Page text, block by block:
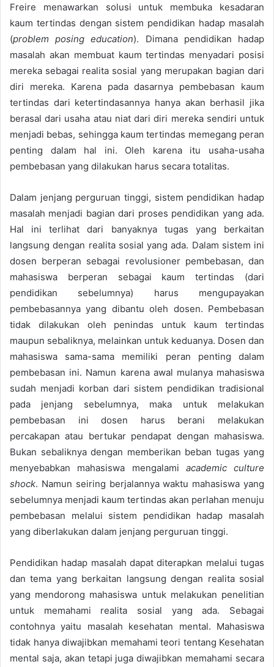
Freire menawarkan solusi untuk membuka kesadaran
kaum tertindas dengan sistem pendidikan hadap masalah
(problem posing education). Dimana pendidikan hadap
masalah akan membuat kaum tertindas menyadari posisi
mereka sebagai realita sosial yang merupakan bagian dari
diri mereka. Karena pada dasarnya pembebasan kaum
tertindas dari ketertindasannya hanya akan berhasil jika
berasal dari usaha atau niat dari diri mereka sendiri untuk
menjadi bebas, sehingga kaum tertindas memegang peran
penting dalam hal ini. Oleh karena itu usaha-usaha
pembebasan yang dilakukan harus secara totalitas.
Dalam jenjang perguruan tinggi, sistem pendidikan hadap
masalah menjadi bagian dari proses pendidikan yang ada.
Hal ini terlihat dari banyaknya tugas yang berkaitan
langsung dengan realita sosial yang ada. Dalam sistem ini
dosen berperan sebagai revolusioner pembebasan, dan
mahasiswa berperan sebagai kaum tertindas (dari
pendidikan sebelumnya) harus mengupayakan
pembebasannya yang dibantu oleh dosen. Pembebasan
tidak dilakukan oleh penindas untuk kaum tertindas
maupun sebaliknya, melainkan untuk keduanya. Dosen dan
mahasiswa sama-sama memiliki peran penting dalam
pembebasan ini. Namun karena awal mulanya mahasiswa
sudah menjadi korban dari sistem pendidikan tradisional
pada jenjang sebelumnya, maka untuk melakukan
pembebasan ini dosen harus berani melakukan
percakapan atau bertukar pendapat dengan mahasiswa.
Bukan sebaliknya dengan memberikan beban tugas yang
menyebabkan mahasiswa mengalami academic culture
shock. Namun seiring berjalannya waktu mahasiswa yang
sebelumnya menjadi kaum tertindas akan perlahan menuju
pembebasan melalui sistem pendidikan hadap masalah
yang diberlakukan dalam jenjang perguruan tinggi.
Pendidikan hadap masalah dapat diterapkan melalui tugas
dan tema yang berkaitan langsung dengan realita sosial
yang mendorong mahasiswa untuk melakukan penelitian
untuk memahami realita sosial yang ada. Sebagai
contohnya yaitu masalah kesehatan mental. Mahasiswa
tidak hanya diwajibkan memahami teori tentang Kesehatan
mental saja, akan tetapi juga diwajibkan memahami secara